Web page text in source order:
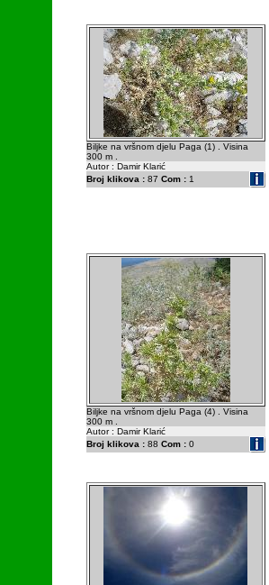
Biljke na vršnom djelu Paga (1) . Visina
300 m .
Autor : Damir Klarić
Broj klikova :87 Com :1
Biljke na vršnom djelu Paga (4) . Visina
300 m .
Autor : Damir Klarić
Broj klikova :88 Com :0